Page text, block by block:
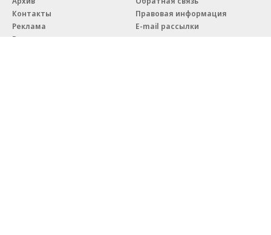
Контакты
Реклама
Вакансии
Правовая информация
E-mail рассылки